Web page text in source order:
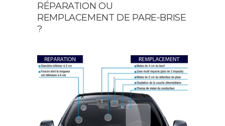
This
field
should
left
blank
RÉPARATION OU
REMPLACEMENT DE PARE-BRISE
?